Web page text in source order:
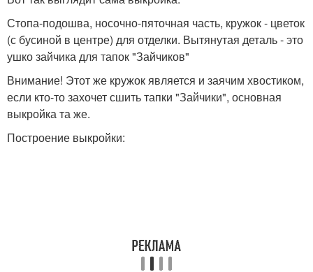
Стопа-подошва, носочно-пяточная часть, кружок - цветок
(с бусиной в центре) для отделки. Вытянутая деталь - это
ушко зайчика для тапок "Зайчиков"
Внимание! Этот же кружок является и заячим хвостиком,
если кто-то захочет сшить тапки "Зайчики", основная
выкройка та же.
Построение выкройки: